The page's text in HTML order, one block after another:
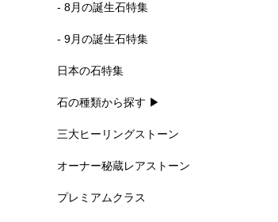
- 8月の誕生石特集
- 9月の誕生石特集
日本の石特集
石の種類から探す ▶
三大ヒーリングストーン
オーナー秘蔵レアストーン
プレミアムクラス